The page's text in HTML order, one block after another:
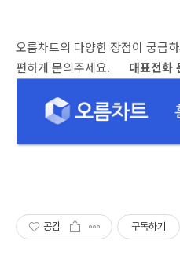
오름차트의 다양한 장점이 궁금
편하게 문의주세요.
대표전
공감 구독하기